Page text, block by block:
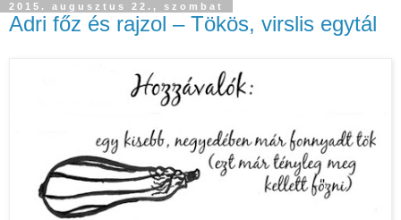
2015. augusztus 22., szombat
Adri főz és rajzol – Tökös, virslis egytál